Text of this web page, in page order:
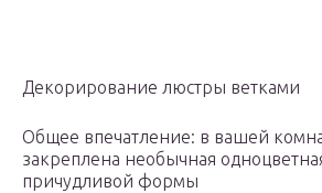
Декорирование люстры ветками
Общее впечатление: в вашей
закреплена необычная
причудливой формы